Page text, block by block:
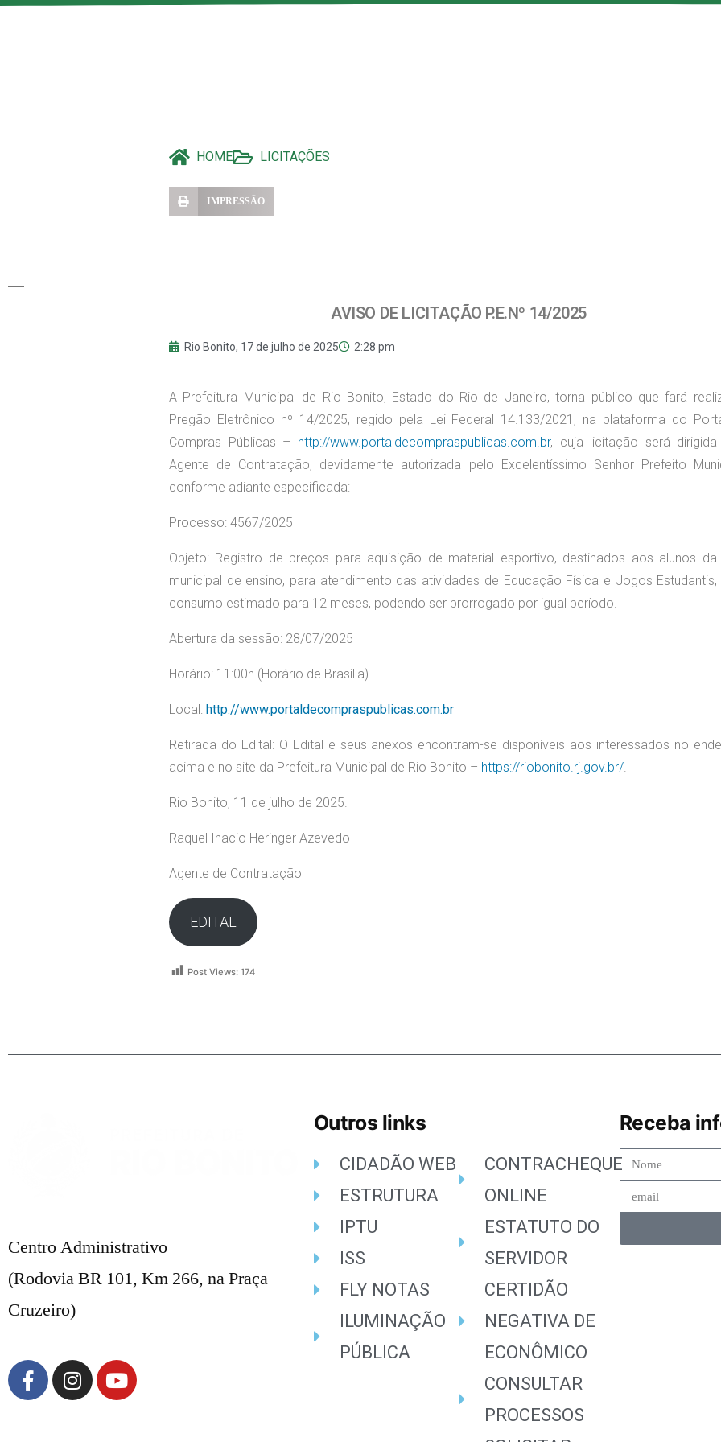
HOME LICITAÇÕES
IMPRESSÃO
AVISO DE LICITAÇÃO P.E.Nº 14/2025
Rio Bonito, 17 de julho de 2025 2:28 pm
A Prefeitura Municipal de Rio Bonito, Estado do Rio de Janeiro, torna público que fará
Pregão Eletrônico nº 14/2025, regido pela Lei Federal 14.133/2021, na plataforma do
Compras Públicas – http://www.portaldecompraspublicas.com.br, cuja licitação será dirigida
Agente de Contratação, devidamente autorizada pelo Excelentíssimo Senhor Prefeito
conforme adiante especificada:
Processo: 4567/2025
Objeto: Registro de preços para aquisição de material esportivo, destinados aos alunos da
municipal de ensino, para atendimento das atividades de Educação Física e Jogos
consumo estimado para 12 meses, podendo ser prorrogado por igual período.
Abertura da sessão: 28/07/2025
Horário: 11:00h (Horário de Brasília)
Local: http://www.portaldecompraspublicas.com.br
Retirada do Edital: O Edital e seus anexos encontram-se disponíveis aos interessados no
acima e no site da Prefeitura Municipal de Rio Bonito – https://riobonito.rj.gov.br/
Rio Bonito, 11 de julho de 2025.
Raquel Inacio Heringer Azevedo
Agente de Contratação
EDITAL
Post Views: 174
Centro Administrativo
(Rodovia BR 101, Km 266, na Praça
Cruzeiro)
Outros links
CIDADÃO WEB
ESTRUTURA
IPTU
ISS
FLY NOTAS
ILUMINAÇÃO
PÚBLICA
CONTRACHEQUE
ONLINE
ESTATUTO DO
SERVIDOR
CERTIDÃO
NEGATIVA DE
ECONÔMICO
CONSULTAR
PROCESSOS
Receba